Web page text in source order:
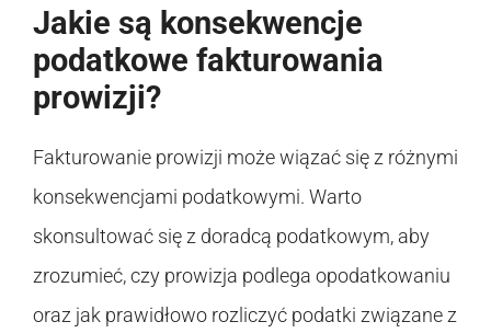
Jakie są konsekwencje
podatkowe fakturowania
prowizji?
Fakturowanie prowizji może wiązać się z różnymi
konsekwencjami podatkowymi. Warto
skonsultować się z doradcą podatkowym, aby
zrozumieć, czy prowizja podlega opodatkowaniu
oraz jak prawidłowo rozliczyć podatki związane z